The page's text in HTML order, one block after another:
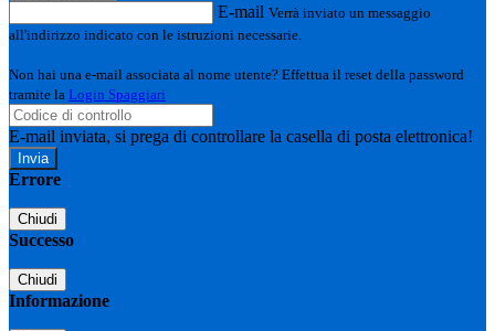
E-mail Verrà inviato un messaggio
all'indirizzo indicato con le istruzioni necessarie.
Non hai una e-mail associata al nome utente? Effettua il reset della password
tramite la Login Spaggiari
E-mail inviata, si prega di controllare la casella di posta elettronica!
Errore
Chiudi
Successo
Chiudi
Informazione